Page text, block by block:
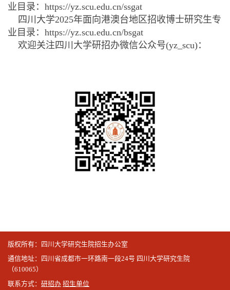
业目录：https://yz.scu.edu.cn/ssgat
四川大学2025年面向港澳台地区招收博士研究生专
业目录：https://yz.scu.edu.cn/bsgat
欢迎关注四川大学研招办微信公众号(yz_scu)：
版权所有：四川大学研究生院招生办公室
通信地址：四川省成都市一环路南一段24号 四川大学研究生院
（610065）
联系方式： 研招办 招生单位